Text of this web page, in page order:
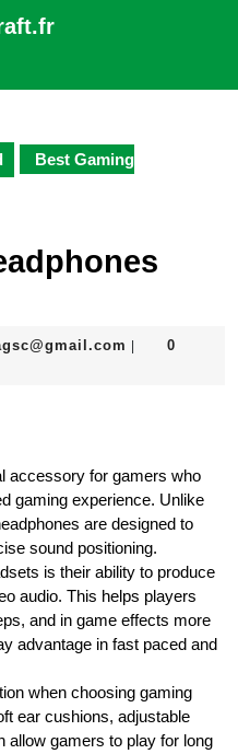
Button
Best Gaming
0
accessory for gamers who
gaming experience. Unlike
are designed to
sound positioning.
is their ability to produce
audio. This helps players
and in game effects more
advantage in fast paced and
when choosing gaming
ear cushions, adjustable
allow gamers to play for long